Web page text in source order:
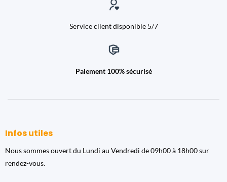
Service client disponible 5/7
Paiement 100% sécurisé
Infos utiles
Nous sommes ouvert du Lundi au Vendredi de 09h00 à 18h00 sur
rendez-vous.